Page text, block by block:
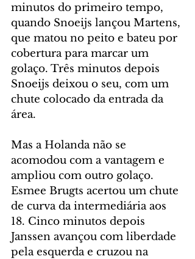
minutos do primeiro tempo,
quando Snoeijs lançou Martens,
que matou no peito e bateu por
cobertura para marcar um
golaço. Três minutos depois
Snoeijs deixou o seu, com um
chute colocado da entrada da
área.
Mas a Holanda não se
acomodou com a vantagem e
ampliou com outro golaço.
Esmee Brugts acertou um chute
de curva da intermediária aos
18. Cinco minutos depois
Janssen avançou com liberdade
pela esquerda e cruzou na